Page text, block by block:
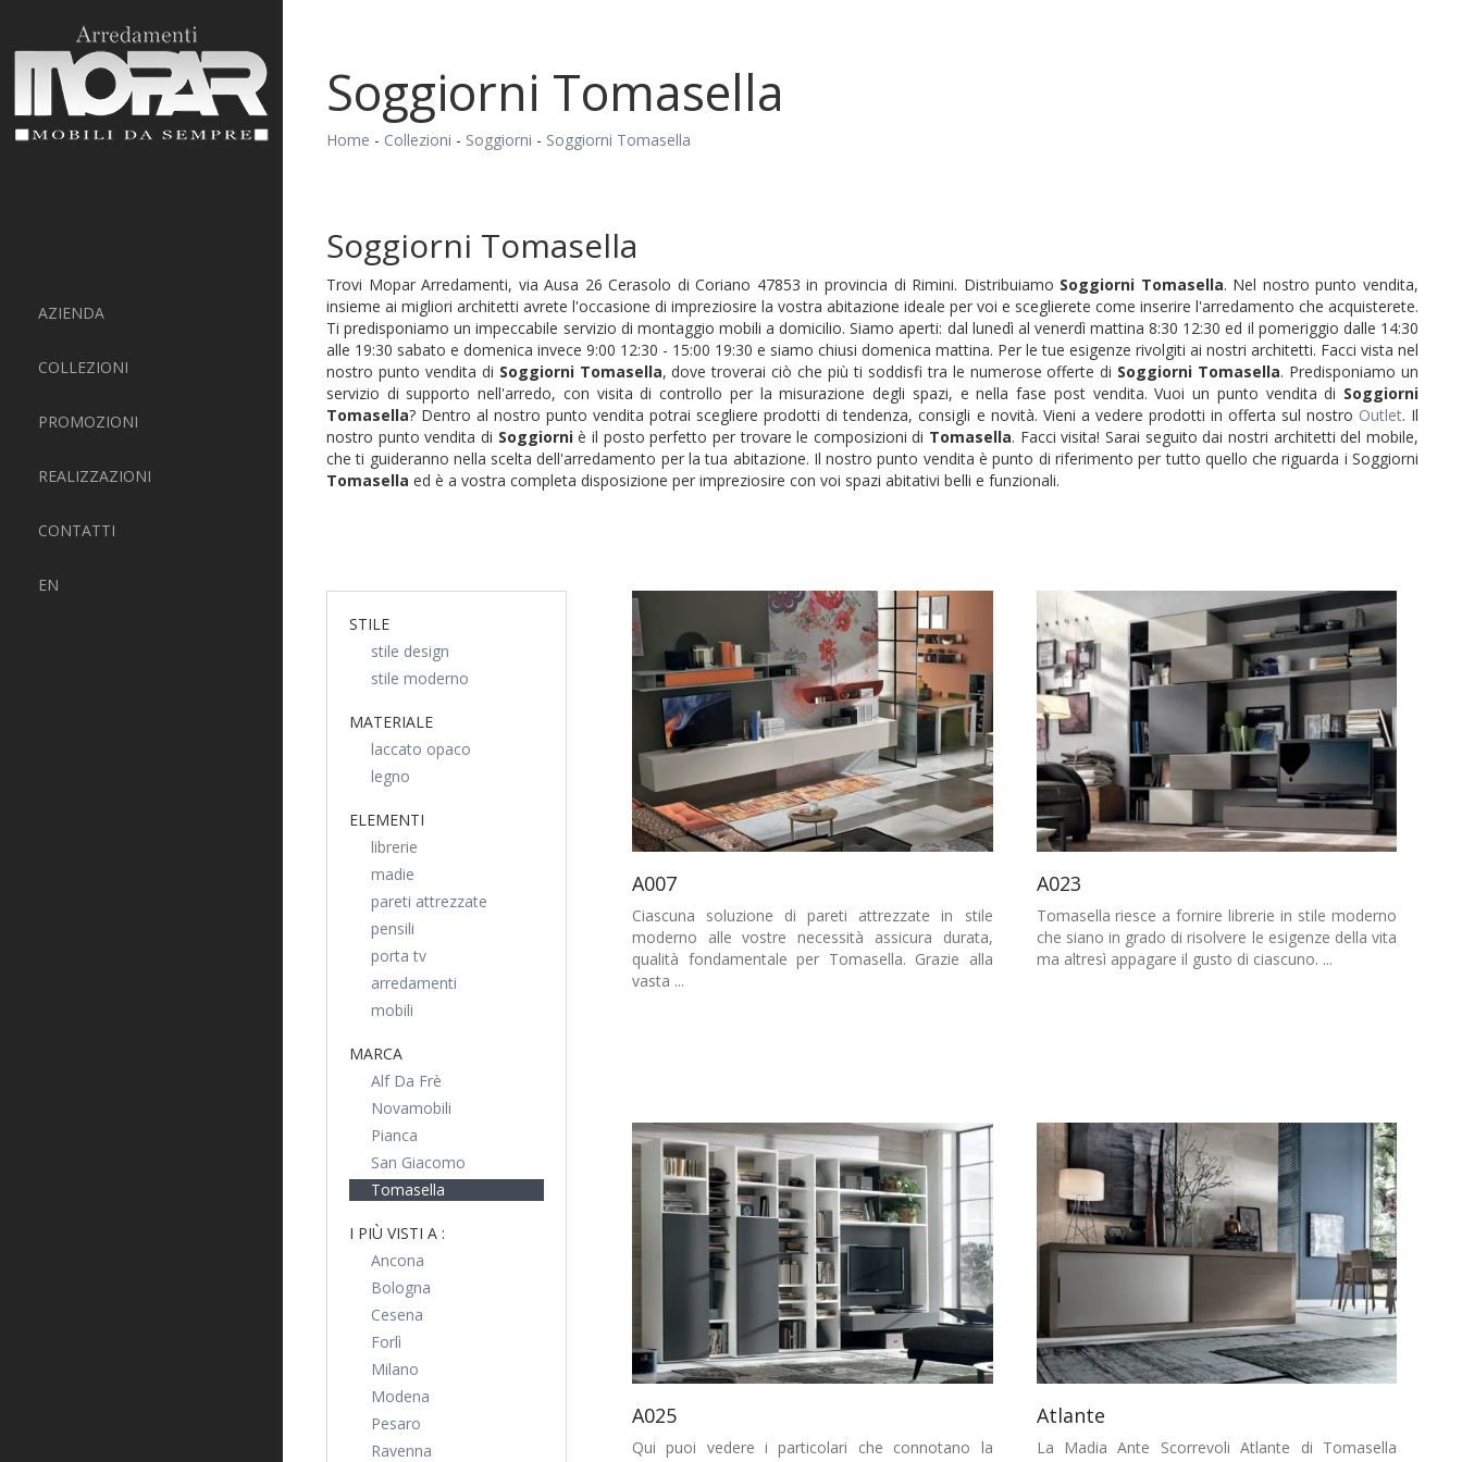
AZIENDA
COLLEZIONI
PROMOZIONI
REALIZZAZIONI
CONTATTI
EN
Soggiorni Tomasella
Home - Collezioni - Soggiorni - Soggiorni Tomasella
Soggiorni Tomasella
Trovi Mopar Arredamenti, via Ausa 26 Cerasolo di Coriano 47853 in provincia di Rimini. Distribuiamo Soggiorni Tomasella. Nel nostro punto vendita,
insieme ai migliori architetti avrete l'occasione di impreziosire la vostra abitazione ideale per voi e sceglierete come inserire l'arredamento che acquisterete.
Ti predisponiamo un impeccabile servizio di montaggio mobili a domicilio. Siamo aperti: dal lunedì al venerdì mattina 8:30 12:30 ed il pomeriggio dalle 14:30
alle 19:30 sabato e domenica invece 9:00 12:30 - 15:00 19:30 e siamo chiusi domenica mattina. Per le tue esigenze rivolgiti ai nostri architetti. Facci vista nel
nostro punto vendita di Soggiorni Tomasella, dove troverai ciò che più ti soddisfi tra le numerose offerte di Soggiorni Tomasella. Predisponiamo un
servizio di supporto nell'arredo, con visita di controllo per la misurazione degli spazi, e nella fase post vendita. Vuoi un punto vendita di Soggiorni
Tomasella? Dentro al nostro punto vendita potrai scegliere prodotti di tendenza, consigli e novità. Vieni a vedere prodotti in offerta sul nostro Outlet. Il
nostro punto vendita di Soggiorniè il posto perfetto per trovare le composizioni di Tomasella. Facci visita! Sarai seguito dai nostri architetti del mobile,
che ti guideranno nella scelta dell'arredamento per la tua abitazione. Il nostro punto vendita è punto di riferimento per tutto quello che riguarda i Soggiorni
Tomasella ed è a vostra completa disposizione per impreziosire con voi spazi abitativi belli e funzionali.
STILE
stile design
stile moderno
MATERIALE
laccato opaco
legno
ELEMENTI
librerie
madie
pareti attrezzate
pensili
porta tv
arredamenti
mobili
MARCA
Alf Da Frè
Novamobili
Pianca
San Giacomo
Tomasella
I PIÙ VISTI A :
Ancona
Bologna
Cesena
Forlì
Milano
Modena
Pesaro
Ravenna
A007
Ciascuna soluzione di pareti attrezzate in stile
moderno alle vostre necessità assicura durata,
qualità fondamentale per Tomasella. Grazie alla
vasta ...
A023
Tomasella riesce a fornire librerie in stile moderno
che siano in grado di risolvere le esigenze della vita
ma altresì appagare il gusto di ciascuno. ...
A025
Qui puoi vedere i particolari che connotano la
Atlante
La Madia Ante Scorrevoli Atlante di Tomasella